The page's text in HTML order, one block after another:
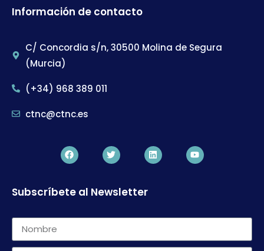
Información de contacto
C/ Concordia s/n, 30500 Molina de Segura
(Murcia)
(+34) 968 389 011
ctnc@ctnc.es
Subscríbete al Newsletter